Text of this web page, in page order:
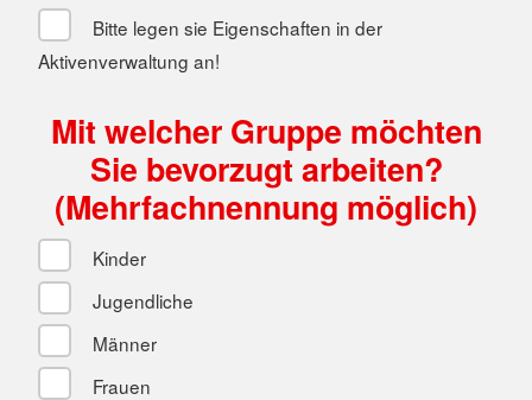
Bitte legen sie Eigenschaften in der
Aktivenverwaltung an!
Mit welcher Gruppe möchten
Sie bevorzugt arbeiten?
(Mehrfachnennung möglich)
Kinder
Jugendliche
Männer
Frauen